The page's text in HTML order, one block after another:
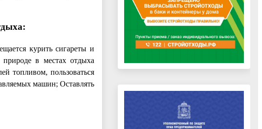
курить сигареты и
природе в местах отдыха
топливом, пользоваться
машин; Оставлять